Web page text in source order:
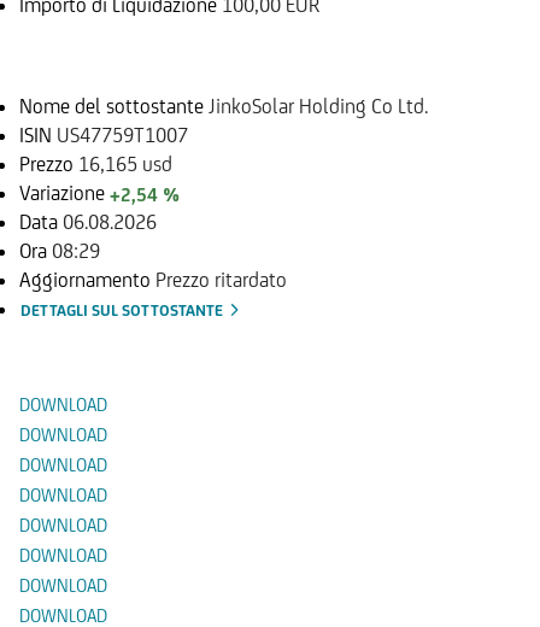
Nome del sottostante JinkoSolar Holding Co Ltd.
ISIN US47759T1007
Prezzo 16,165 usd
Variazione +2,54 %
Data 06.08.2026
Ora 08:29
Aggiornamento Prezzo ritardato
DETTAGLI SUL SOTTOSTANTE
DOWNLOAD
DOWNLOAD
DOWNLOAD
DOWNLOAD
DOWNLOAD
DOWNLOAD
DOWNLOAD
DOWNLOAD